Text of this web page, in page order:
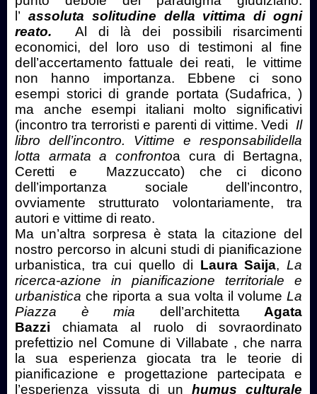
l’ assoluta solitudine della vittima di ogni
reato.
Al di là dei possibili risarcimenti
economici, del loro uso di testimoni al fine
dell’accertamento fattuale dei reati, le vittime
non hanno importanza. Ebbene ci sono
esempi storici di grande portata (Sudafrica, )
ma anche esempi italiani molto significativi
(incontro tra terroristi e parenti di vittime. Vedi Il
libro dell’incontro. Vittime e responsabilidella
lotta armata a confrontoa cura di Bertagna,
Ceretti e Mazzuccato) che ci dicono
dell’importanza sociale dell’incontro,
ovviamente strutturato volontariamente, tra
autori e vittime di reato.
Ma un’altra sorpresa è stata la citazione del
nostro percorso in alcuni studi di pianificazione
urbanistica, tra cui quello di Laura Saija,La
ricerca-azione in pianificazione territoriale e
urbanisticache riporta a sua volta il volume La
Piazza è mia dell’architetta Agata
Bazzichiamata al ruolo di sovraordinato
prefettizio nel Comune di Villabate , che narra
la sua esperienza giocata tra le teorie di
pianificazione e progettazione partecipata e
l’esperienza vissuta di un humus culturale